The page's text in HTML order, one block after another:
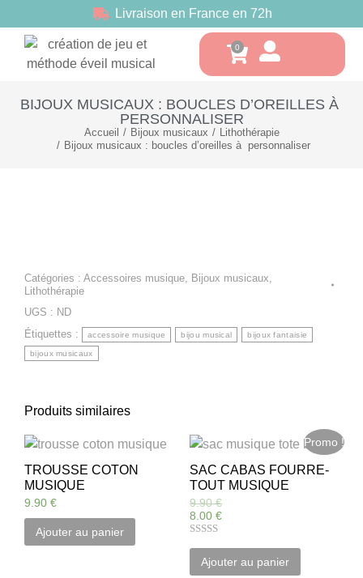
Livraison en France en 72h
BIJOUX MUSICAUX : BOUCLES D’OREILLES À
PERSONNALISER
Vous êtes ici :Accueil Bijoux musicaux
Lithothérapie
Bijoux musicaux : boucles d’oreilles à personnaliser
Catégories : Accessoires musique, Bijoux musicaux,
Lithothérapie
UGS : ND
Étiquettes :
accessoire musique bijou musical bijoux fantaisie
bijoux musicaux
Produits similaires
TROUSSE COTON
MUSIQUE
9.90 €
Ajouter au panier
Promo !
SAC CABAS FOURRE-
TOUT MUSIQUE
9.90€
8.00 €
5.00
sur 5
Ajouter au panier